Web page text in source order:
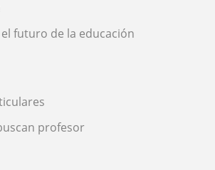
futuro de la educación
profesor